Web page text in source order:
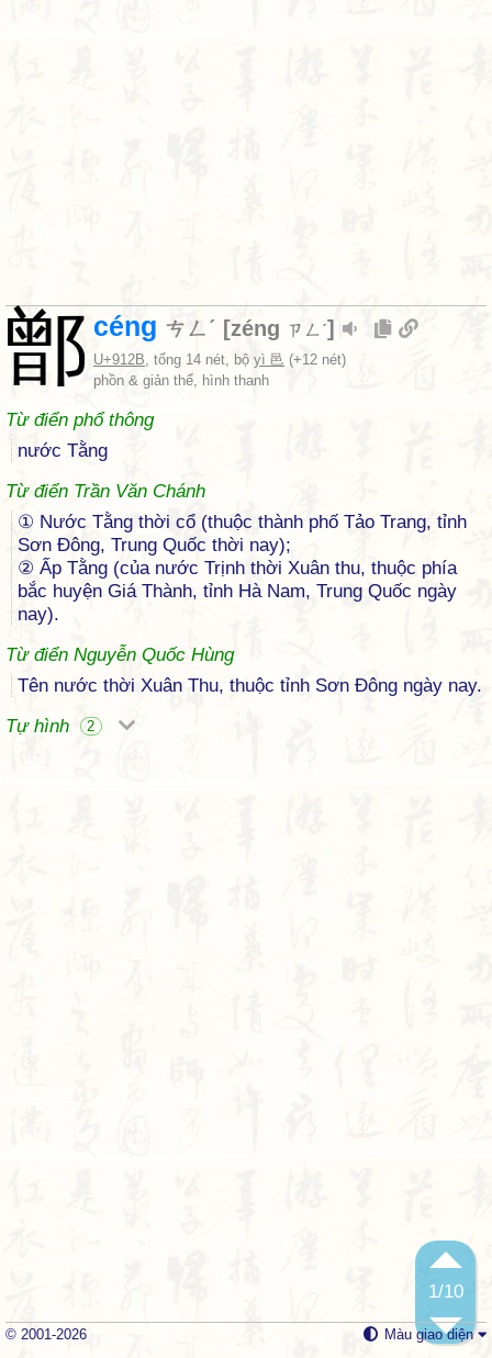
1/10
鄫 céng ㄘㄥˊ [zéng ㄗㄥˊ]
U+912B, tổng 14 nét, bộ yì 邑 (+12 nét)
phồn & giản thể, hình thanh
Từ điển phổ thông
nước Tằng
Từ điển Trần Văn Chánh
① Nước Tằng thời cổ (thuộc thành phố Tảo Trang, tỉnh
Sơn Đông, Trung Quốc thời nay);
② Ấp Tằng (của nước Trịnh thời Xuân thu, thuộc phía
bắc huyện Giá Thành, tỉnh Hà Nam, Trung Quốc ngày
nay).
Từ điển Nguyễn Quốc Hùng
Tên nước thời Xuân Thu, thuộc tỉnh Sơn Đông ngày nay.
Tự hình
2
© 2001-2026 Màu giao diện